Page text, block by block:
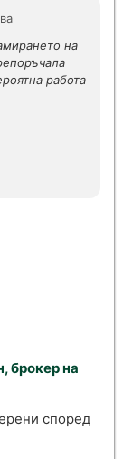
на
работа
брокер на
според